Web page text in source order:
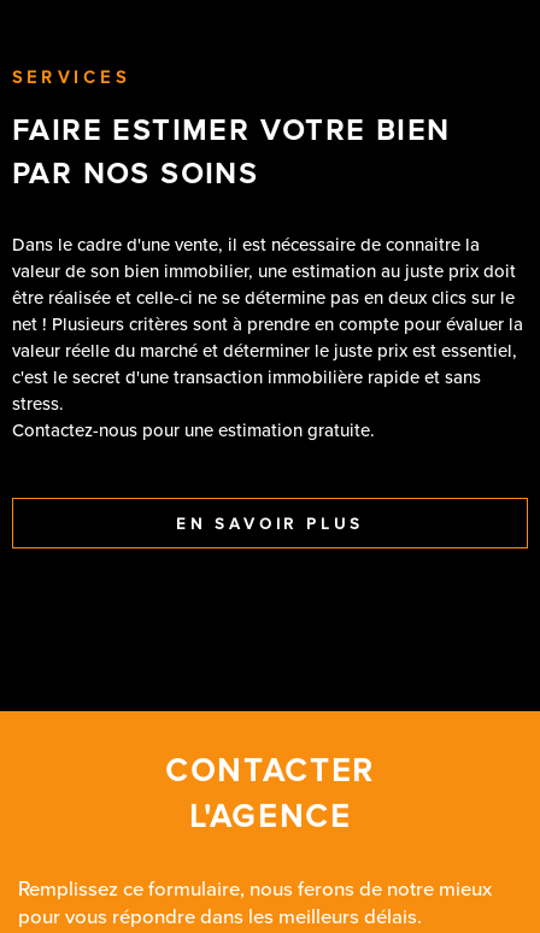
SERVICES
FAIRE ESTIMER VOTRE BIEN
PAR NOS SOINS
Dans le cadre d'une vente, il est nécessaire de connaitre la
valeur de son bien immobilier, une estimation au juste prix doit
être réalisée et celle-ci ne se détermine pas en deux clics sur le
net ! Plusieurs critères sont à prendre en compte pour évaluer la
valeur réelle du marché et déterminer le juste prix est essentiel,
c'est le secret d'une transaction immobilière rapide et sans
stress.
Contactez-nous pour une estimation gratuite.
EN SAVOIR PLUS
CONTACTER
L'AGENCE
Remplissez ce formulaire, nous ferons de notre mieux
pour vous répondre dans les meilleurs délais.